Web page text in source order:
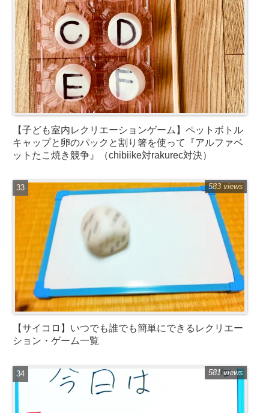
【子ども室内レクリエーションゲーム】ペットボトル
キャップと卵のパックと割り箸を使って『アルファベ
ットたこ焼き競争』（chibiike対rakurec対決）
【サイコロ】いつでも誰でも簡単にできるレクリエー
ション・ゲーム一覧
583 views
581 views